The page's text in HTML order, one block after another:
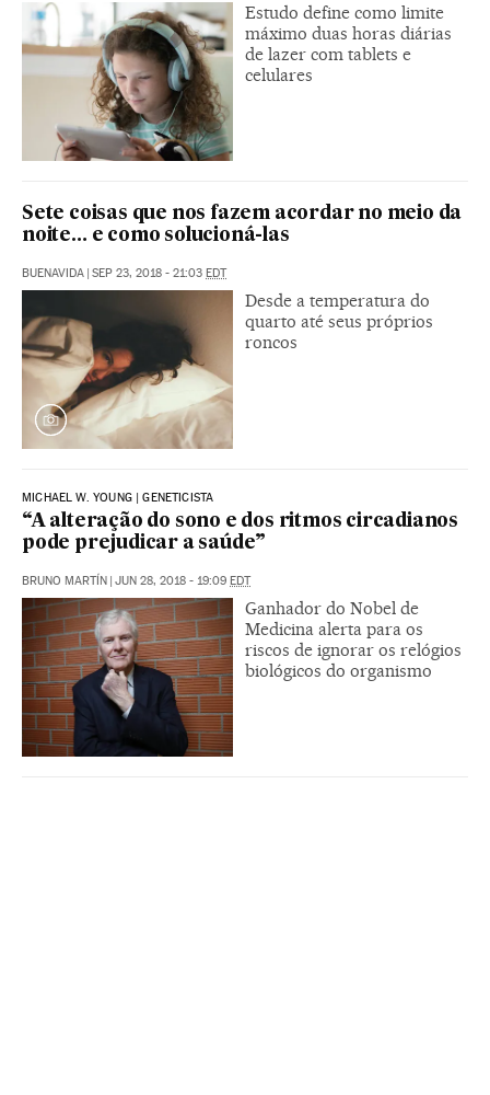
Estudo define como limite
máximo duas horas diárias
de lazer com tablets e
celulares
Sete coisas que nos fazem acordar no meio da
noite… e como solucioná-las
BUENAVIDA | SEP 23, 2018 - 21:03 EDT
Desde a temperatura do
quarto até seus próprios
roncos
MICHAEL W. YOUNG | GENETICISTA
“A alteração do sono e dos ritmos circadianos
pode prejudicar a saúde”
BRUNO MARTÍN | JUN 28, 2018 - 19:09 EDT
Ganhador do Nobel de
Medicina alerta para os
riscos de ignorar os relógios
biológicos do organismo